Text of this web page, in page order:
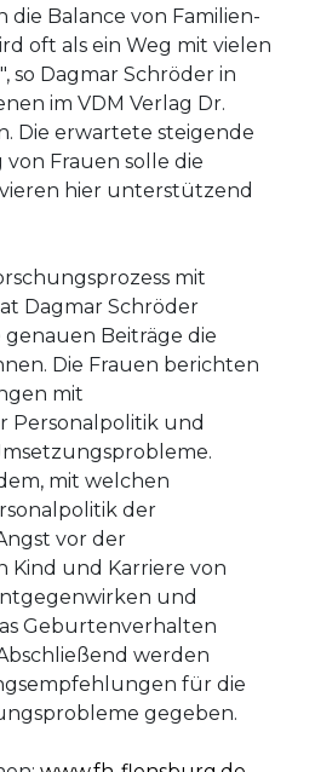
die Balance von Familien-
oft als ein Weg mit vielen
so Dagmar Schröder in
im VDM Verlag Dr.
Die erwartete steigende
Frauen solle die
hier unterstützend
mit
Dagmar Schröder
Beiträge die
Die Frauen berichten
mit
Personalpolitik und
mit welchen
der
vor der
Kind und Karriere von
und
Geburtenverhalten
werden
für die
gegeben.